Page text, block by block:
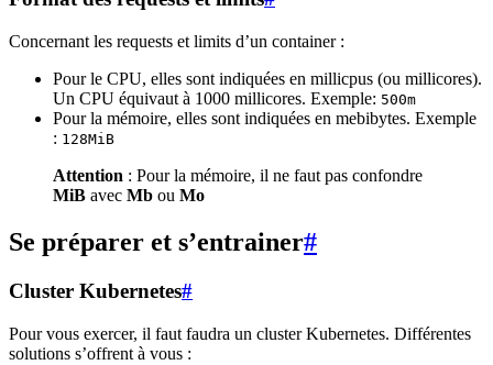
Concernant les requests et limits d’un container :
Pour le CPU, elles sont indiquées en millicpus (ou millicores).
Un CPU équivaut à 1000 millicores. Exemple: 500m
Pour la mémoire, elles sont indiquées en mebibytes. Exemple
: 128MiB
Attention : Pour la mémoire, il ne faut pas confondre
MiB avec Mb ou Mo
Se préparer et s’entrainer#
Cluster Kubernetes#
Pour vous exercer, il faut faudra un cluster Kubernetes. Différentes
solutions s’offrent à vous :